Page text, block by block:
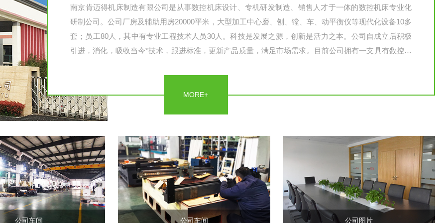
南京肯迈得机床制造有限公司是从事数控机床设计、专机研发制造、销售人才于一体的数控机床专业化
研制公司。公司厂房及辅助用房20000平米，大型加工中心磨、刨、镗、车、动平衡仪等现代化设备10多
套；员工80人，其中有专业工程技术人员30人。科技是发展之源，创新是活力之本。公司自成立后积极
引进，消化，吸收当今*技术，跟进标准，更新产品质量，满足市场需求。目前公司拥有一支具有数控机
MORE+
公司车间 公司车间 公司图片